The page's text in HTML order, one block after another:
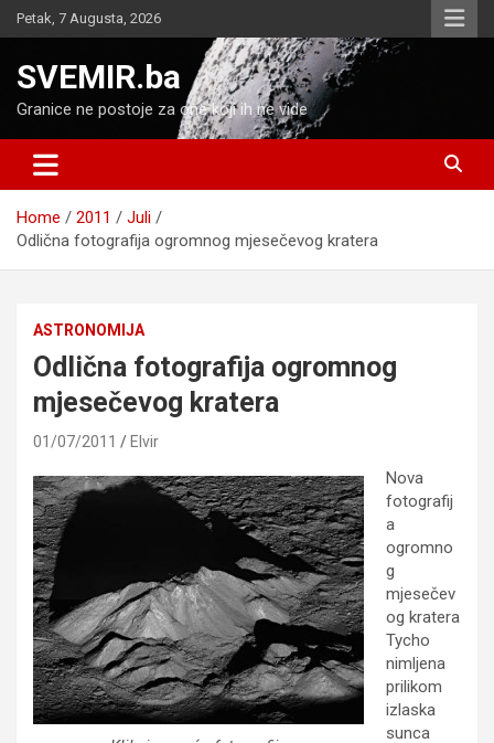
Skip
to
Petak, 7 Augusta, 2026
SVEMIR.ba
Granice ne postoje za one koji ih ne vide
Home 2011
Juli
Odlična fotografija ogromnog mjesečevog kratera
ASTRONOMIJA
Odlična fotografija ogromnog
mjesečevog kratera
01/07/2011 Elvir
Nova
fotografij
a
ogromno
g
mjesečev
og kratera
Tycho
nimljena
prilikom
izlaska
sunca